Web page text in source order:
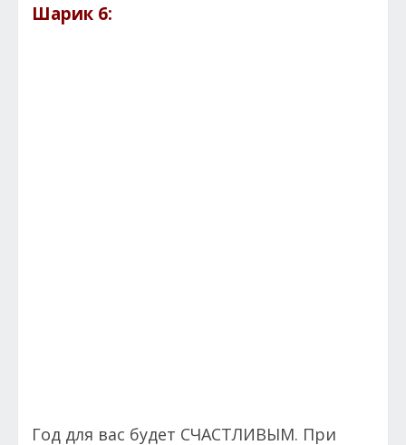
Шарик 6:
Год для вас будет СЧАСТЛИВЫМ. При